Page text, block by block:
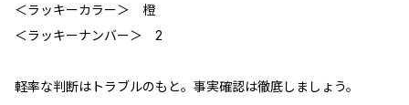
＜ラッキーカラー＞ 橙
＜ラッキーナンバー＞ 2
軽率な判断はトラブルのもと。事実確認は徹底しましょう。